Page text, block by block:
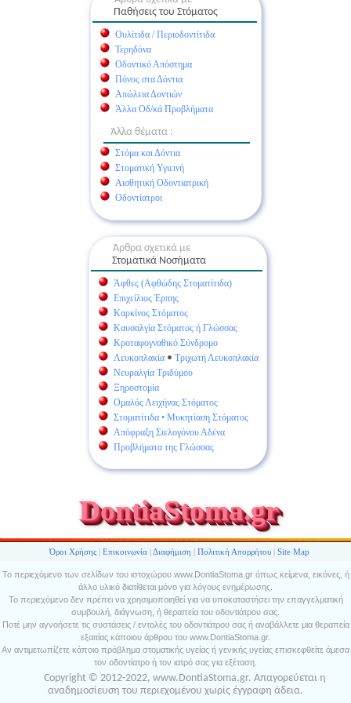
Παθήσεις του Στόματος
Ουλίτιδα / Περιοδοντίτιδα
Τερηδόνα
Οδοντικό Απόστημα
Πόνος στα Δόντια
Απώλεια Δοντιών
Άλλα Οδ/κά Προβλήματα
Άλλα θέματα :
Στόμα και Δόντια
Στοματική Υγιεινή
Αισθητική Οδοντιατρική
Οδοντίατροι
Άρθρα σχετικά με
Στοματικά Νοσήματα
Άφθες (Αφθώδης Στοματίτιδα)
Επιχείλιος Έρπης
Καρκίνος Στόματος
Καυσαλγία Στόματος ή Γλώσσας
Κροταφογναθικό Σύνδρομο
Λευκοπλακία • Τριχωτή Λευκοπλακία
Νευραλγία Τριδύμου
Ξηροστομία
Ομαλός Λειχήνας Στόματος
Στοματίτιδα • Μυκητίαση Στόματος
Απόφραξη Σιελογόνου Αδένα
Προβλήματα της Γλώσσας
DontiaStoma.gr
Όροι Χρήσης | Επικοινωνία |Διαφήμιση | Πολιτική Απορρήτου | Site Map
Το περιεχόμενο των σελίδων του ιστοχώρου www.DontiaStoma.gr όπως κείμενα, εικόνες, ή
άλλο υλικό διατίθεται μόνο για λόγους ενημέρωσης.
Το περιεχόμενο δεν πρέπει να χρησιμοποιηθεί για να υποκαταστήσει την επαγγελματική
συμβουλή, διάγνωση, ή θεραπεία του οδοντιάτρου σας.
Ποτέ μην αγνοήσετε τις συστάσεις / εντολές του οδοντιάτρου σας ή αναβάλλετε μια θεραπεία
εξαιτίας κάποιου άρθρου του www.DontiaStoma.gr.
Αν αντιμετωπίζετε κάποιο πρόβλημα στοματικής υγείας ή γενικής υγείας επισκεφθείτε άμεσα
τον οδοντίατρο ή τον ιατρό σας για εξέταση.
Copyright © 2012-2022, www.DontiaStoma.gr. Απαγορεύεται η
αναδημοσίευση του περιεχομένου χωρίς έγγραφη άδεια.